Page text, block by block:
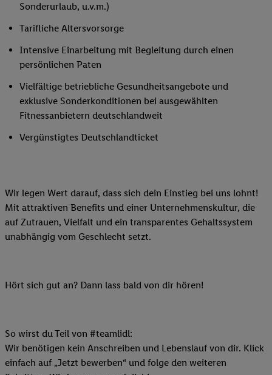
Sonderurlaub, u.v.m.)
Tarifliche Altersvorsorge
Intensive Einarbeitung mit Begleitung durch einen
persönlichen Paten
Vielfältige betriebliche Gesundheitsangebote und
exklusive Sonderkonditionen bei ausgewählten
Fitnessanbietern deutschlandweit
Vergünstigtes Deutschlandticket
Wir legen Wert darauf, dass sich dein Einstieg bei uns lohnt!
Mit attraktiven Benefits und einer Unternehmenskultur, die
auf Zutrauen, Vielfalt und ein transparentes Gehaltssystem
unabhängig vom Geschlecht setzt.
Hört sich gut an? Dann lass bald von dir hören!
So wirst du Teil von #teamlidl:
Wir benötigen kein Anschreiben und Lebenslauf von dir. Klick
einfach auf „Jetzt bewerben“ und folge den weiteren